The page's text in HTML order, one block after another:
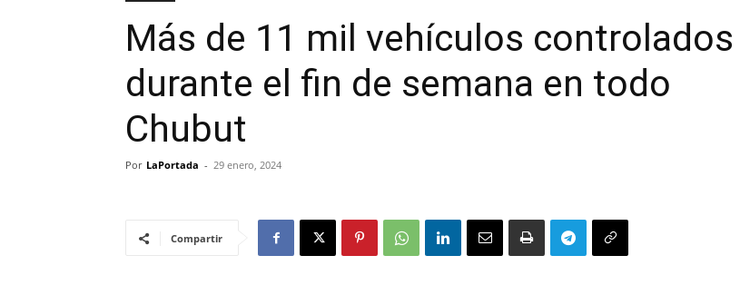
Más de 11 mil vehículos controlados
durante el fin de semana en todo
Chubut
Por LaPortada - 29 enero, 2024
Compartir